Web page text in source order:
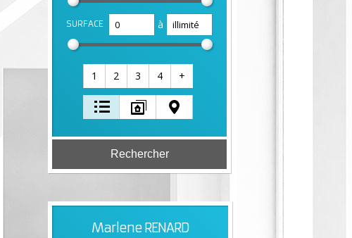
SURFACE à
1 2 3 4 +
MarleneRENARD